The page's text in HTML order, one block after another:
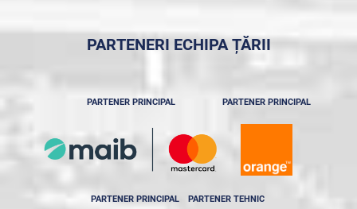
PARTENERI ECHIPA ȚĂRII
PARTENER PRINCIPAL PARTENER PRINCIPAL
PARTENER PRINCIPAL PARTENER TEHNIC